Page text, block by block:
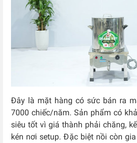
Đây là mặt hàng có sức bán ra
7000 chiếc/năm. Sản phẩm có
siêu tốt vì giá thành phải chăng,
kén nơi setup. Đặc biệt nồi còn